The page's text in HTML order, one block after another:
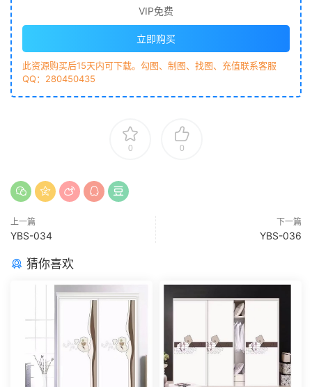
VIP免费
立即购买
此资源购买后15天内可下载。勾图、制图、找图、充值联系客服
QQ：280450435
0 0
上一篇
YBS-034
下一篇
YBS-036
猜你喜欢